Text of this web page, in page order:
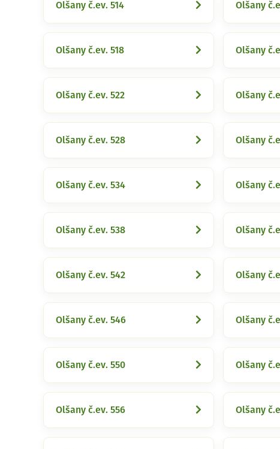
Olšany č.ev. 514 Olšany
Olšany č.ev. 518 Olšany
Olšany č.ev. 522 Olšany
Olšany č.ev. 528 Olšany
Olšany č.ev. 534 Olšany
Olšany č.ev. 538 Olšany
Olšany č.ev. 542 Olšany
Olšany č.ev. 546 Olšany
Olšany č.ev. 550 Olšany
Olšany č.ev. 556 Olšany